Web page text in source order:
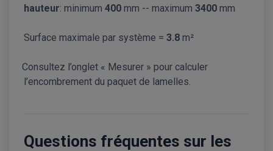
hauteur: minimum 400 mm -- maximum 3400 mm
Surface maximale par système = 3.8 m²
Consultez l’onglet « Mesurer » pour calculer
l’encombrement du paquet de lamelles.
Questions fréquentes sur les